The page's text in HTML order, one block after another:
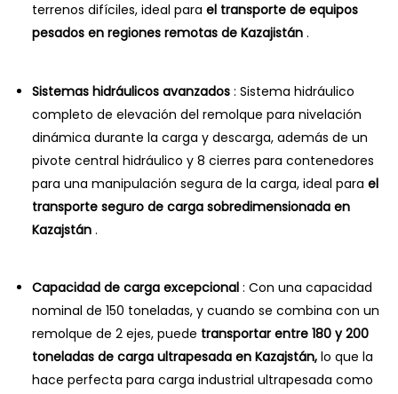
terrenos difíciles, ideal parael transporte de equipos
pesados ​​en regiones remotas de Kazajistán .
Sistemas hidráulicos avanzados : Sistema hidráulico
completo de elevación del remolque para nivelación
dinámica durante la carga y descarga, además de un
pivote central hidráulico y 8 cierres para contenedores
para una manipulación segura de la carga, ideal parael
transporte seguro de carga sobredimensionada en
Kazajstán .
Capacidad de carga excepcional : Con una capacidad
nominal de 150 toneladas, y cuando se combina con un
remolque de 2 ejes, puede transportar entre 180 y 200
toneladas de carga ultrapesada en Kazajstán, lo que la
hace perfecta para carga industrial ultrapesada como